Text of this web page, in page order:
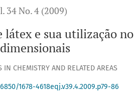
34 No. 4 (2009)
látex e sua utilização
IN CHEMISTRY AND RELATED AREAS
1678-4618eqj.v39.4.2009.p79-86